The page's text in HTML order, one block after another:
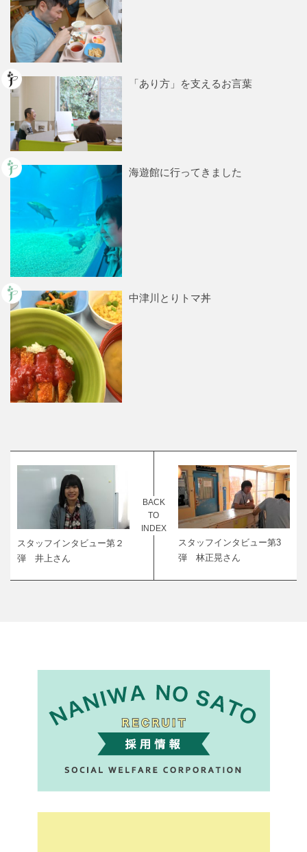
「あり方」を支えるお言葉
海遊館に行ってきました
中津川とりトマ丼
スタッフインタビュー第２
弾 井上さん
BACK
TO
INDEX
スタッフインタビュー第3
弾 林正晃さん